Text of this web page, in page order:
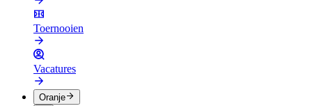
Toernooien
Vacatures
Oranje